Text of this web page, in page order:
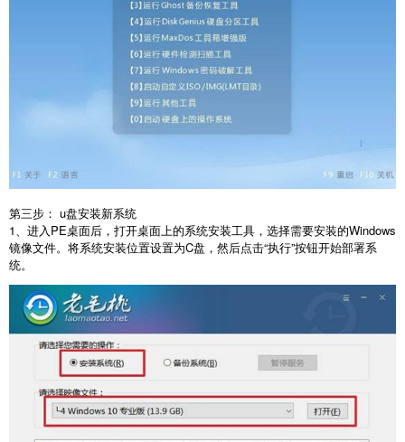
第三步： u盘安装新系统
1、进入PE桌面后，打开桌面上的系统安装工具，选择需要安装的Windows
镜像文件。将系统安装位置设置为C盘，然后点击“执行”按钮开始部署系
统。